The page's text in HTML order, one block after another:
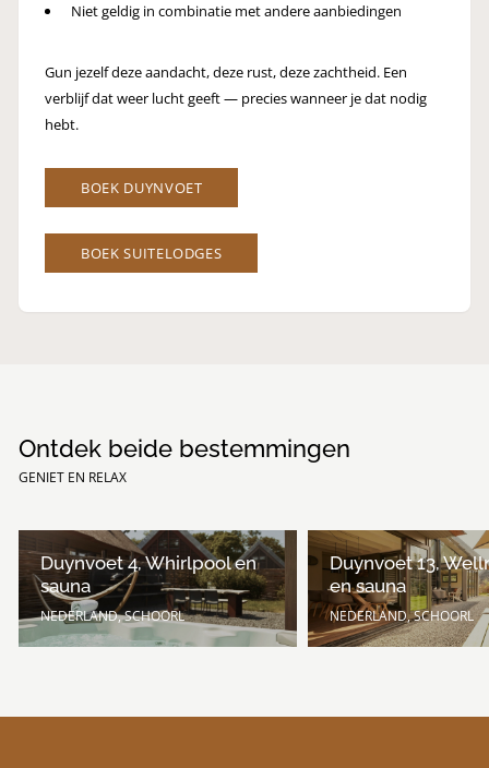
Niet geldig in combinatie met andere aanbiedingen
Gun jezelf deze aandacht, deze rust, deze zachtheid. Een
verblijf dat weer lucht geeft — precies wanneer je dat nodig
hebt.
BOEK DUYNVOET
BOEK SUITELODGES
Ontdek beide bestemmingen
GENIET EN RELAX
Duynvoet 4, Whirlpool en
sauna
NEDERLAND, SCHOORL
Duynvoet 13,
en sauna
NEDERLAND, SCHOORL